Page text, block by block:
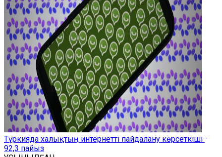
Түркияда халықтың интернетті пайдалану көрсеткіші ̶
92,3 пайыз